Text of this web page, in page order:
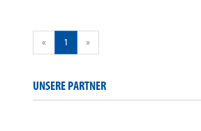
« 1 »
UNSERE PARTNER